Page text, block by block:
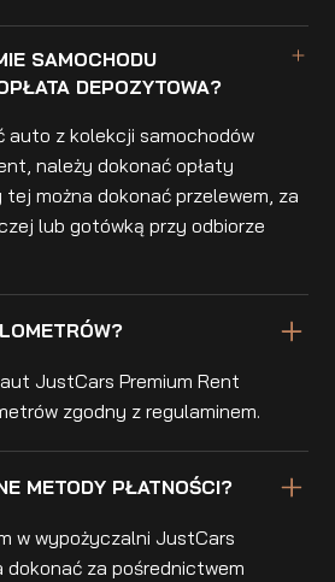
SAMOCHODU
DEPOZYTOWA?
auto z kolekcji samochodów
należy dokonać opłaty
można dokonać przelewem, za
lub gotówką przy odbiorze
JustCars Premium Rent
zgodny z regulaminem.
METODY PŁATNOŚCI?
w wypożyczalni JustCars
dokonać za pośrednictwem